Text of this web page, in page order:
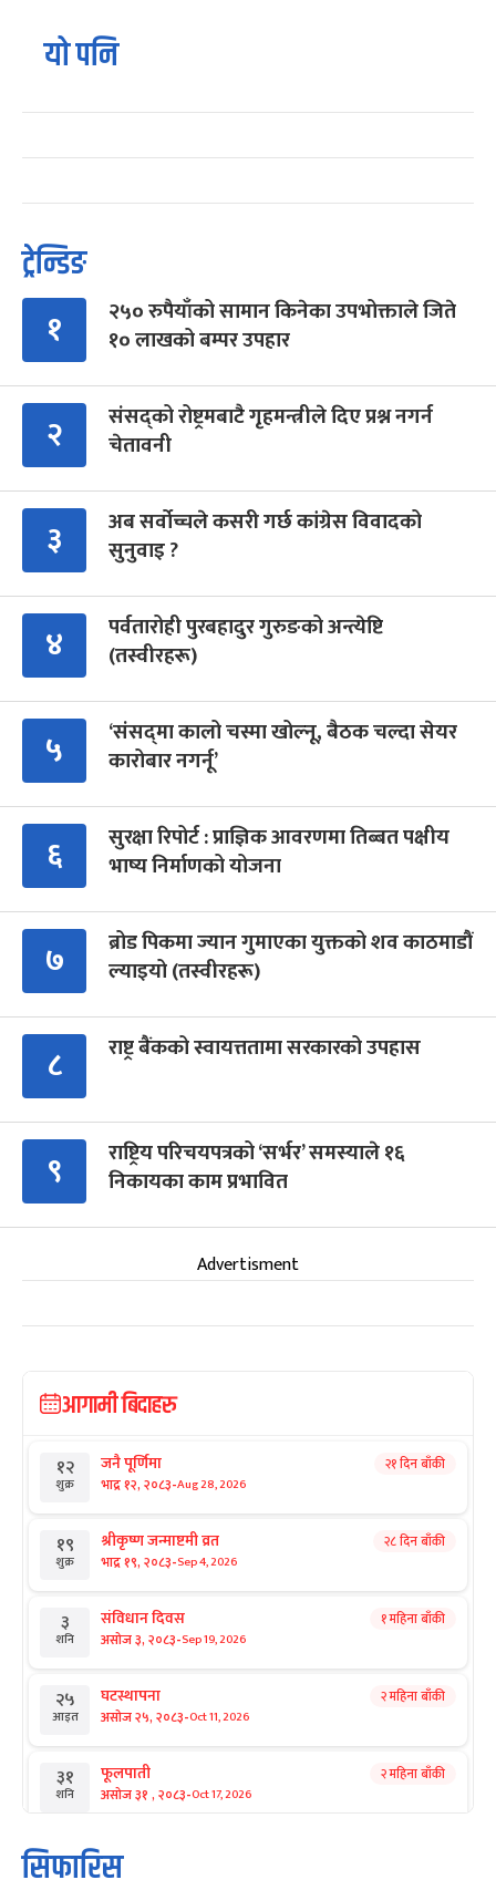
यो पनि
ट्रेन्डिङ
१
२५० रुपैयाँको सामान किनेका उपभोक्ताले जिते
१० लाखको बम्पर उपहार
२
संसद्को रोष्ट्रमबाटै गृहमन्त्रीले दिए प्रश्न नगर्न
चेतावनी
३
अब सर्वोच्चले कसरी गर्छ कांग्रेस विवादको
सुनुवाइ ?
४
पर्वतारोही पुरबहादुर गुरुङको अन्त्येष्टि
(तस्वीरहरू)
५
‘संसद्‍मा कालो चस्मा खोल्नू, बैठक चल्दा सेयर
कारोबार नगर्नू’
६
सुरक्षा रिपोर्ट : प्राज्ञिक आवरणमा तिब्बत पक्षीय
भाष्य निर्माणको योजना
७
ब्रोड पिकमा ज्यान गुमाएका युक्तको शव काठमाडौं
ल्याइयो (तस्वीरहरू)
८ राष्ट्र बैंकको स्वायत्ततामा सरकारको उपहास
९
राष्ट्रिय परिचयपत्रको ‘सर्भर’ समस्याले १६
निकायका काम प्रभावित
Advertisment
आगामी बिदाहरु
१२
शुक्र
जनै पूर्णिमा
भाद्र १२, २०८३-Aug 28, 2026
२१ दिन बाँकी
१९
शुक्र
श्रीकृष्ण जन्माष्टमी व्रत
भाद्र १९, २०८३-Sep 4, 2026
२८ दिन बाँकी
३
शनि
संविधान दिवस
असोज ३, २०८३-Sep 19, 2026
१ महिना बाँकी
२५
आइत
घटस्थापना
असोज २५, २०८३-Oct 11, 2026
२ महिना बाँकी
३१
शनि
फूलपाती
असोज ३१ , २०८३-Oct 17, 2026
२ महिना बाँकी
१
आइत
कार्तिक सङ्क्रान्ति
कार्तिक १, २०८३
सिफारिस